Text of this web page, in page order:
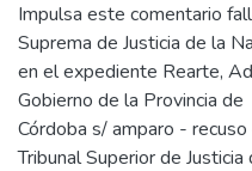
Impulsa este comentario
Suprema de Justicia de la
en el expediente Rearte,
Gobierno de la Provincia de
Córdoba s/ amparo -
Tribunal Superior de Justicia